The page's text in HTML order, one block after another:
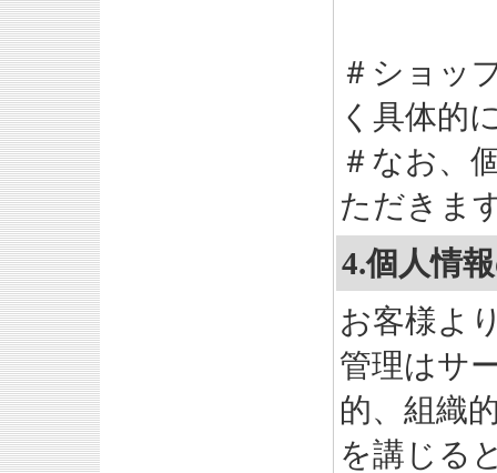
＃ショッ
く具体的
＃なお、
ただきま
4.個人情
お客様よ
管理はサ
的、組織
を講じる